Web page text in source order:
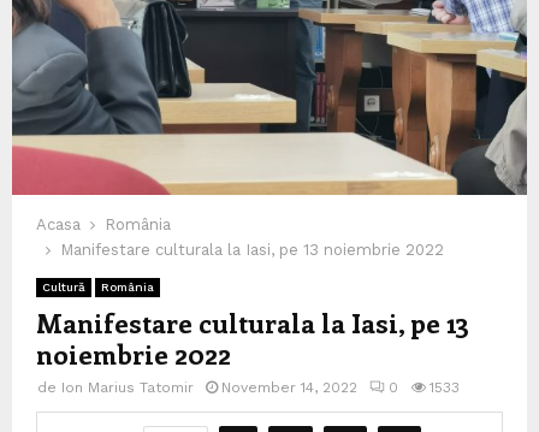
Acasa
România
Manifestare culturala la Iasi, pe 13 noiembrie 2022
Cultură România
Manifestare culturala la Iasi, pe 13
noiembrie 2022
de Ion Marius Tatomir November 14, 2022 0 1533